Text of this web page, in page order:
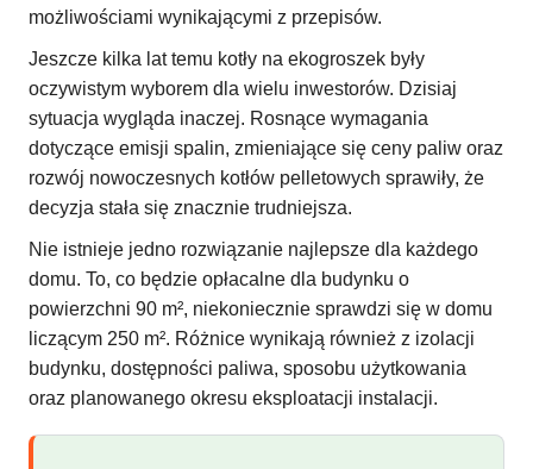
możliwościami wynikającymi z przepisów.
Jeszcze kilka lat temu kotły na ekogroszek były
oczywistym wyborem dla wielu inwestorów. Dzisiaj
sytuacja wygląda inaczej. Rosnące wymagania
dotyczące emisji spalin, zmieniające się ceny paliw oraz
rozwój nowoczesnych kotłów pelletowych sprawiły, że
decyzja stała się znacznie trudniejsza.
Nie istnieje jedno rozwiązanie najlepsze dla każdego
domu. To, co będzie opłacalne dla budynku o
powierzchni 90 m², niekoniecznie sprawdzi się w domu
liczącym 250 m². Różnice wynikają również z izolacji
budynku, dostępności paliwa, sposobu użytkowania
oraz planowanego okresu eksploatacji instalacji.